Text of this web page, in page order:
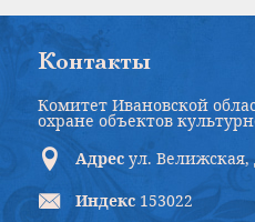
Контакты
Комитет Ивановской
охране объектов
Адрес ул. Велижская,
Индекс 153022